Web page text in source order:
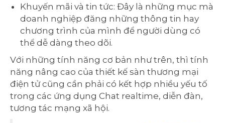
Khuyến mãi và tin tức: Đây là những mục mà
doanh nghiệp đăng những thông tin hay
chương trình của mình để người dùng có
thể dễ dàng theo dõi.
Với những tính năng cơ bản như trên, thì tính
năng nâng cao của thiết kế sàn thương mại
điện tử cũng cần phải có kết hợp nhiều yếu tố
trong các ứng dụng Chat realtime, diễn đàn,
tương tác mạng xã hội.